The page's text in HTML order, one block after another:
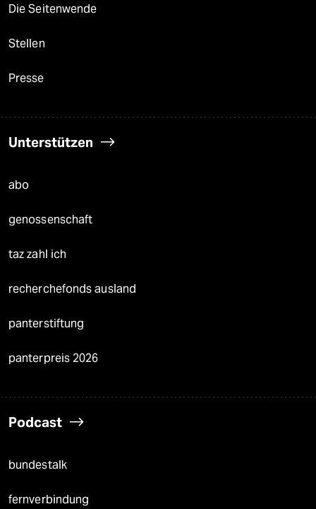
Die Seitenwende
Stellen
Presse
Unterstützen
abo
genossenschaft
taz zahl ich
recherchefonds ausland
panterstiftung
panterpreis 2026
Podcast
bundestalk
fernverbindung